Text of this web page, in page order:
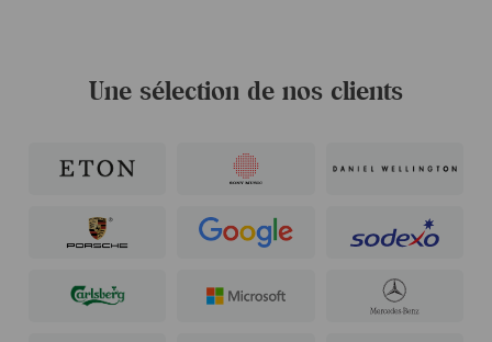
Une sélection de nos clients